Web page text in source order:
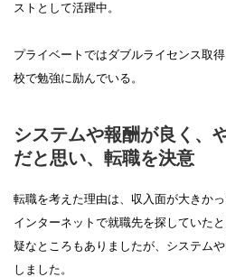
ストとして活躍中。
プライベートではダブルライセンス取
校で勉強に励んでいる。
システムや報酬が良く、
だと思い、転職を決意
転職を考えた理由は、収入面が大きか
インターネットで就職先を探していた
疑なところもありましたが、システム
しました。